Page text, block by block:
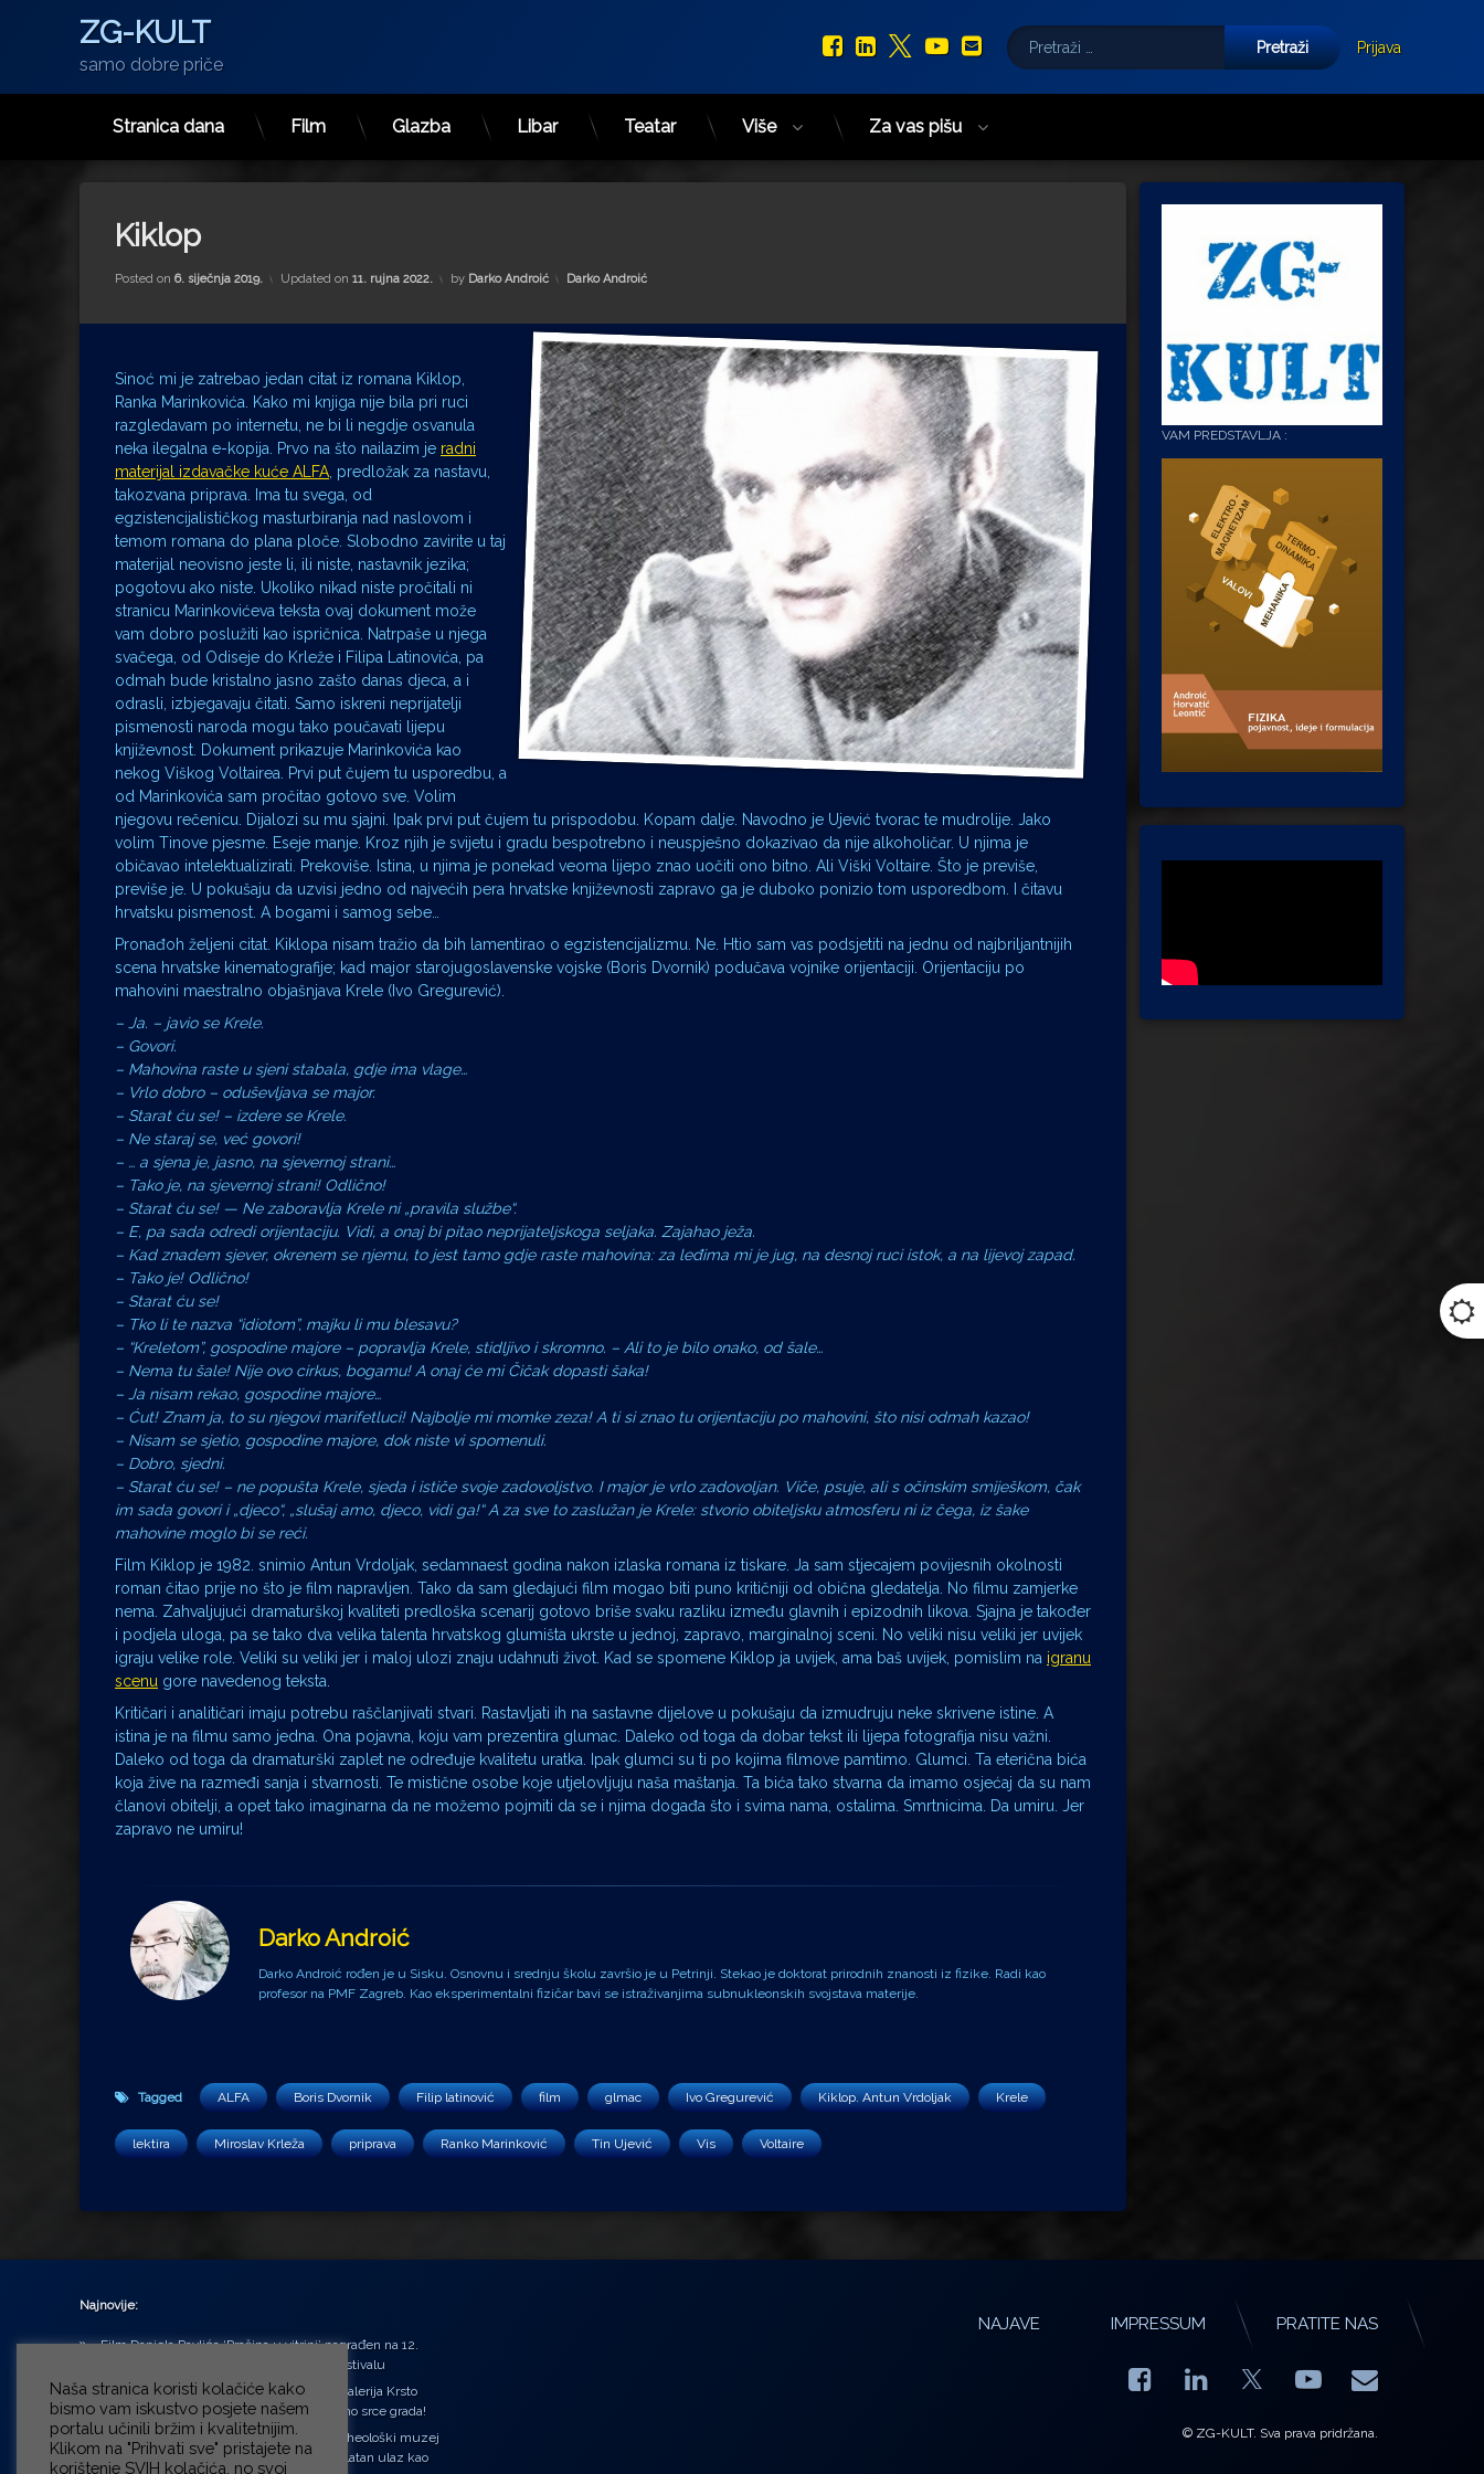
ZG-KULT
samo dobre priče
Facebook
LinkedIn
X.com
YouTube
E-mail
Pretraži:
Prijava
Stranica dana Film Glazba Libar Teatar Više Za vas pišu
Kiklop
Posted on 6. siječnja 2019. Updated on 11. rujna 2022. by Darko Androić Kategorije:
Darko Androić
Sinoć mi je zatrebao jedan citat iz romana Kiklop,
Ranka Marinkovića. Kako mi knjiga nije bila pri ruci
razgledavam po internetu, ne bi li negdje osvanula
neka ilegalna e-kopija. Prvo na što nailazim je radni
materijal izdavačke kuće ALFA , predložak za nastavu,
takozvana priprava. Ima tu svega, od
egzistencijalističkog masturbiranja nad naslovom i
temom romana do plana ploče. Slobodno zavirite u taj
materijal neovisno jeste li, ili niste, nastavnik jezika;
pogotovu ako niste. Ukoliko nikad niste pročitali ni
stranicu Marinkovićeva teksta ovaj dokument može
vam dobro poslužiti kao ispričnica. Natrpaše u njega
svačega, od Odiseje do Krleže i Filipa Latinovića, pa
odmah bude kristalno jasno zašto danas djeca, a i
odrasli, izbjegavaju čitati. Samo iskreni neprijatelji
pismenosti naroda mogu tako poučavati lijepu
književnost. Dokument prikazuje Marinkovića kao
nekog Viškog Voltairea. Prvi put čujem tu usporedbu, a
od Marinkovića sam pročitao gotovo sve. Volim
njegovu rečenicu. Dijalozi su mu sjajni. Ipak prvi put čujem tu prispodobu. Kopam dalje. Navodno je Ujević tvorac te mudrolije. Jako
volim Tinove pjesme. Eseje manje. Kroz njih je svijetu i gradu bespotrebno i neuspješno dokazivao da nije alkoholičar. U njima je
običavao intelektualizirati. Prekoviše. Istina, u njima je ponekad veoma lijepo znao uočiti ono bitno. Ali Viški Voltaire. Što je previše,
previše je. U pokušaju da uzvisi jedno od najvećih pera hrvatske književnosti zapravo ga je duboko ponizio tom usporedbom. I čitavu
hrvatsku pismenost. A bogami i samog sebe…
Pronađoh željeni citat. Kiklopa nisam tražio da bih lamentirao o egzistencijalizmu. Ne. Htio sam vas podsjetiti na jednu od najbriljantnijih
scena hrvatske kinematografije; kad major starojugoslavenske vojske (Boris Dvornik) podučava vojnike orijentaciji. Orijentaciju po
mahovini maestralno objašnjava Krele (Ivo Gregurević).
– Ja. – javio se Krele.
– Govori.
– Mahovina raste u sjeni stabala, gdje ima vlage…
– Vrlo dobro – oduševljava se major.
– Starat ću se! – izdere se Krele.
– Ne staraj se, već govori!
– … a sjena je, jasno, na sjevernoj strani…
– Tako je, na sjevernoj strani! Odlično!
– Starat ću se! — Ne zaboravlja Krele ni „pravila službe“.
– E, pa sada odredi orijentaciju. Vidi, a onaj bi pitao neprijateljskoga seljaka. Zajahao ježa.
– Kad znadem sjever, okrenem se njemu, to jest tamo gdje raste mahovina: za leđima mi je jug, na desnoj ruci istok, a na lijevoj zapad.
– Tako je! Odlično!
– Starat ću se!
– Tko li te nazva “idiotom”, majku li mu blesavu?
– “Kreletom”, gospodine majore – popravlja Krele, stidljivo i skromno. – Ali to je bilo onako, od šale…
– Nema tu šale! Nije ovo cirkus, bogamu! A onaj će mi Čičak dopasti šaka!
– Ja nisam rekao, gospodine majore…
– Ćut! Znam ja, to su njegovi marifetluci! Najbolje mi momke zeza! A ti si znao tu orijentaciju po mahovini, što nisi odmah kazao!
– Nisam se sjetio, gospodine majore, dok niste vi spomenuli.
– Dobro, sjedni.
– Starat ću se! – ne popušta Krele, sjeda i ističe svoje zadovoljstvo. I major je vrlo zadovoljan. Viče, psuje, ali s očinskim smiješkom, čak
im sada govori i „djeco“, „slušaj amo, djeco, vidi ga!“ A za sve to zaslužan je Krele: stvorio obiteljsku atmosferu ni iz čega, iz šake
mahovine moglo bi se reći.
Film Kiklop je 1982. snimio Antun Vrdoljak, sedamnaest godina nakon izlaska romana iz tiskare. Ja sam stjecajem povijesnih okolnosti
roman čitao prije no što je film napravljen. Tako da sam gledajući film mogao biti puno kritičniji od obična gledatelja. No filmu zamjerke
nema. Zahvaljujući dramaturškoj kvaliteti predloška scenarij gotovo briše svaku razliku između glavnih i epizodnih likova. Sjajna je također
i podjela uloga, pa se tako dva velika talenta hrvatskog glumišta ukrste u jednoj, zapravo, marginalnoj sceni. No veliki nisu veliki jer uvijek
igraju velike role. Veliki su veliki jer i maloj ulozi znaju udahnuti život. Kad se spomene Kiklop ja uvijek, ama baš uvijek, pomislim na igranu
scenu gore navedenog teksta.
Kritičari i analitičari imaju potrebu raščlanjivati stvari. Rastavljati ih na sastavne dijelove u pokušaju da izmudruju neke skrivene istine. A
istina je na filmu samo jedna. Ona pojavna, koju vam prezentira glumac. Daleko od toga da dobar tekst ili lijepa fotografija nisu važni.
Daleko od toga da dramaturški zaplet ne određuje kvalitetu uratka. Ipak glumci su ti po kojima filmove pamtimo. Glumci. Ta eterična bića
koja žive na razmeđi sanja i stvarnosti. Te mistične osobe koje utjelovljuju naša maštanja. Ta bića tako stvarna da imamo osjećaj da su nam
članovi obitelji, a opet tako imaginarna da ne možemo pojmiti da se i njima događa što i svima nama, ostalima. Smrtnicima. Da umiru. Jer
zapravo ne umiru!
Darko Androić
Darko Androić rođen je u Sisku. Osnovnu i srednju školu završio je u Petrinji. Stekao je doktorat prirodnih znanosti iz fizike. Radi kao
profesor na PMF Zagreb. Kao eksperimentalni fizičar bavi se istraživanjima subnukleonskih svojstava materije.
Tagged ALFA Boris Dvornik Filip latinović film glmac Ivo Gregurević Kiklop. Antun Vrdoljak Krele
lektira Miroslav Krleža priprava Ranko Marinković Tin Ujević Vis Voltaire
VAM PREDSTAVLJA :
Najnovije:
Film Daniela Pavlića ‘Prašina u vitrini’ nagrađen na 12.
Green Montenegro International Film Festivalu
U središtu Petrinje otvorena obnovljena Galerija Krsto
Hegedušić: Kultura vraćena kući, u samo srce grada!
Od petka do nedjelje (31.7. – 2.8.2026.) Arheološki muzej
u Zagrebu otvara vrata građanima: Besplatan ulaz kao
NAJAVE IMPRESSUM PRATITE NAS
Facebook
LinkedIn YouTube
E-mail
© ZG-KULT. Sva prava pridržana.
Naša stranica koristi kolačiće kako
bismo vam iskustvo posjete našem
portalu učinili bržim i kvalitetnijim.
Klikom na "Prihvati sve" pristajete na
korištenje SVIH kolačića, no svoj